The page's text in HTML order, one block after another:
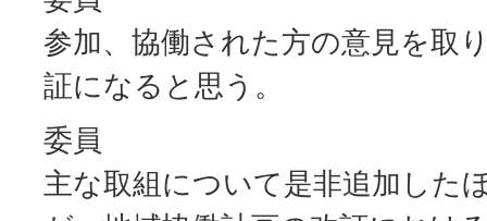
参加、協働された方の意見を取
証になると思う。
委員
主な取組について是非追加した